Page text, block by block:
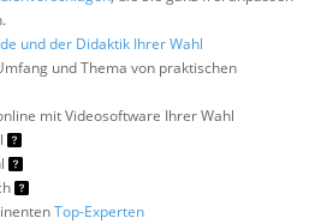
und der Didaktik Ihrer Wahl
und Thema von praktischen
mit Videosoftware Ihrer Wahl
Top-Experten